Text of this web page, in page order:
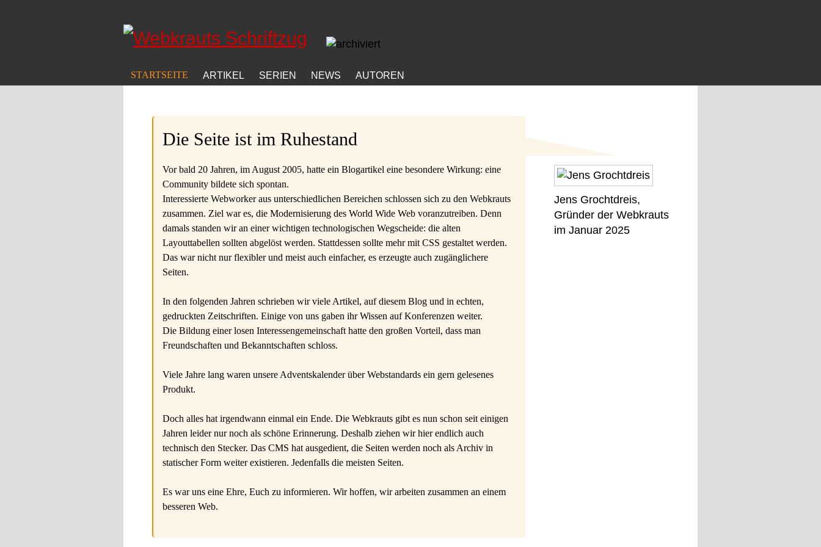
STARTSEITE ARTIKEL SERIEN NEWS AUTOREN
Die Seite ist im Ruhestand
Vor bald 20 Jahren, im August 2005, hatte ein Blogartikel eine besondere Wirkung: eine
Community bildete sich spontan.
Interessierte Webworker aus unterschiedlichen Bereichen schlossen sich zu den Webkrauts
zusammen. Ziel war es, die Modernisierung des World Wide Web voranzutreiben. Denn
damals standen wir an einer wichtigen technologischen Wegscheide: die alten
Layouttabellen sollten abgelöst werden. Stattdessen sollte mehr mit CSS gestaltet werden.
Das war nicht nur flexibler und meist auch einfacher, es erzeugte auch zugänglichere
Seiten.
In den folgenden Jahren schrieben wir viele Artikel, auf diesem Blog und in echten,
gedruckten Zeitschriften. Einige von uns gaben ihr Wissen auf Konferenzen weiter.
Die Bildung einer losen Interessengemeinschaft hatte den großen Vorteil, dass man
Freundschaften und Bekanntschaften schloss.
Viele Jahre lang waren unsere Adventskalender über Webstandards ein gern gelesenes
Produkt.
Doch alles hat irgendwann einmal ein Ende. Die Webkrauts gibt es nun schon seit einigen
Jahren leider nur noch als schöne Erinnerung. Deshalb ziehen wir hier endlich auch
technisch den Stecker. Das CMS hat ausgedient, die Seiten werden noch als Archiv in
statischer Form weiter existieren. Jedenfalls die meisten Seiten.
Es war uns eine Ehre, Euch zu informieren. Wir hoffen, wir arbeiten zusammen an einem
besseren Web.
Jens Grochtdreis,
Gründer der Webkrauts
im Januar 2025